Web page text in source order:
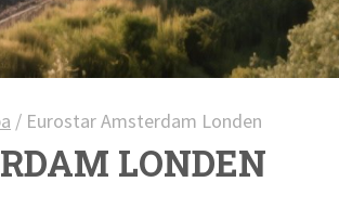
/ Eurostar Amsterdam Londen
LONDEN